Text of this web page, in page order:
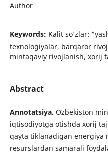
Author
Keywords: Kalit so‘zlar:
texnologiyalar, barqaror
mintaqaviy rivojlanish, xorij
Abstract
Annotatsiya. Oʻzbekiston
iqtisodiyotga oʻtishda xorij
qayta tiklanadigan
resurslardan samarali